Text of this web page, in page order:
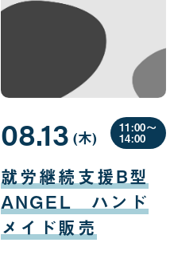
就労継続支援B型
ANGEL ハンド
メイド販売
08.13
月
13
日
(木曜
日
)
11:00〜
14:00